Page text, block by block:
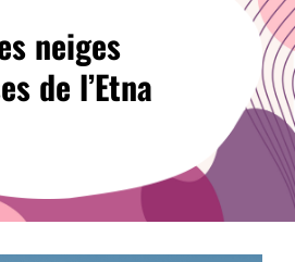
neiges
de l’Etna